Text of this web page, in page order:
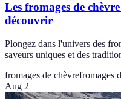
Les fromages de
découvrir
Plongez dans l'univers des
saveurs uniques et des
fromages de chèvrefromages
Aug 2